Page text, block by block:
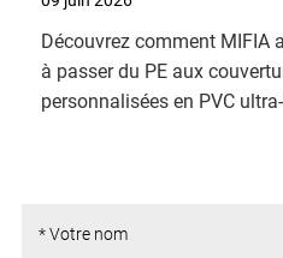
Découvrez comment MIFIA
à passer du PE aux
personnalisées en PVC